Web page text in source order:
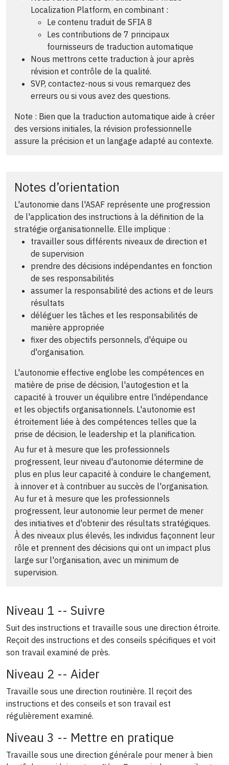
Localization Platform, en combinant :
Le contenu traduit de SFIA 8
Les contributions de 7 principaux
fournisseurs de traduction automatique
Nous mettrons cette traduction à jour après
révision et contrôle de la qualité.
SVP, contactez-nous si vous remarquez des
erreurs ou si vous avez des questions.
Note : Bien que la traduction automatique aide à créer
des versions initiales, la révision professionnelle
assure la précision et un langage adapté au contexte.
Notes d’orientation
L'autonomie dans l'ASAF représente une progression
de l'application des instructions à la définition de la
stratégie organisationnelle. Elle implique :
travailler sous différents niveaux de direction et
de supervision
prendre des décisions indépendantes en fonction
de ses responsabilités
assumer la responsabilité des actions et de leurs
résultats
déléguer les tâches et les responsabilités de
manière appropriée
fixer des objectifs personnels, d'équipe ou
d'organisation.
L'autonomie effective englobe les compétences en
matière de prise de décision, l'autogestion et la
capacité à trouver un équilibre entre l'indépendance
et les objectifs organisationnels. L'autonomie est
étroitement liée à des compétences telles que la
prise de décision, le leadership et la planification.
Au fur et à mesure que les professionnels
progressent, leur niveau d'autonomie détermine de
plus en plus leur capacité à conduire le changement,
à innover et à contribuer au succès de l'organisation.
Au fur et à mesure que les professionnels
progressent, leur autonomie leur permet de mener
des initiatives et d'obtenir des résultats stratégiques.
À des niveaux plus élevés, les individus façonnent leur
rôle et prennent des décisions qui ont un impact plus
large sur l'organisation, avec un minimum de
supervision.
Niveau 1 -- Suivre
Suit des instructions et travaille sous une direction étroite.
Reçoit des instructions et des conseils spécifiques et voit
son travail examiné de près.
Niveau 2 -- Aider
Travaille sous une direction routinière. Il reçoit des
instructions et des conseils et son travail est
régulièrement examiné.
Niveau 3 -- Mettre en pratique
Travaille sous une direction générale pour mener à bien